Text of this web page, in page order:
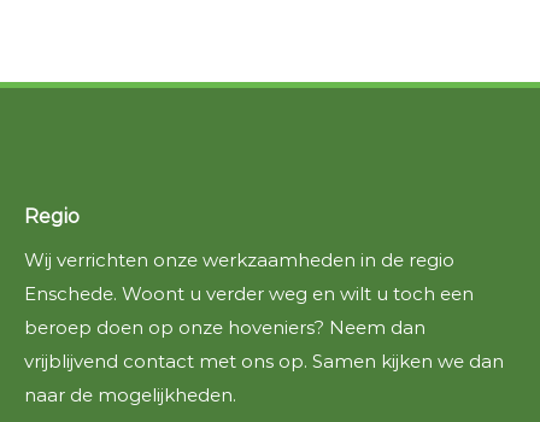
Regio
Wij verrichten onze werkzaamheden in de regio
Enschede. Woont u verder weg en wilt u toch een
beroep doen op onze hoveniers? Neem dan
vrijblijvend contact met ons op. Samen kijken we dan
naar de mogelijkheden.